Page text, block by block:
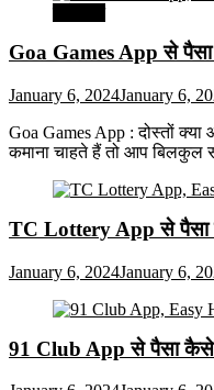
Goa Games App से
January 6, 2024January 6,
Goa Games App : दोस्तों
कमाना चाहते हैं तो आप बिलकुल
TC Lottery App से पैसा
January 6, 2024January 6,
91 Club App से पैसा कैसे